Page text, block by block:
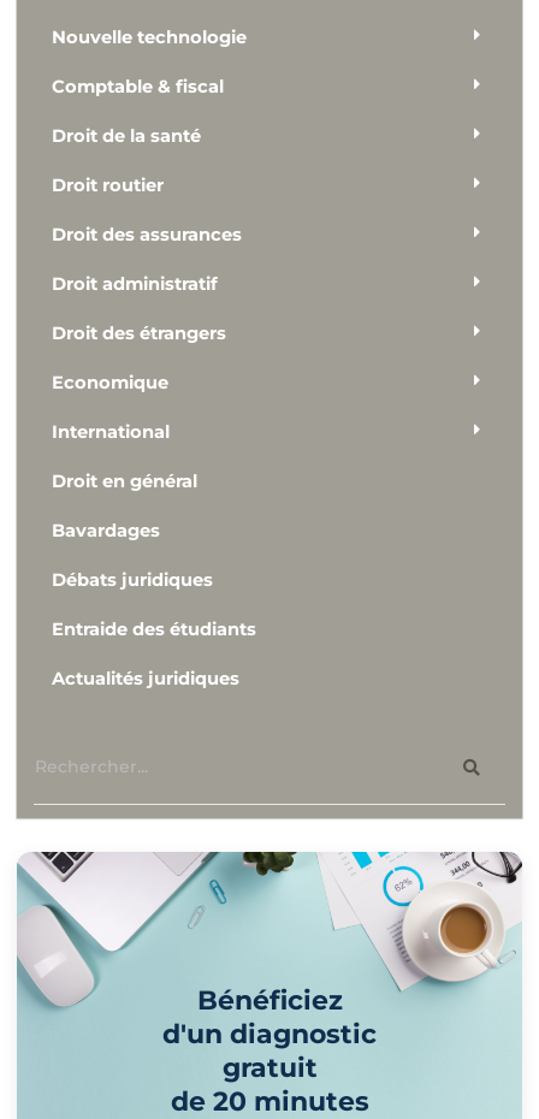
Nouvelle technologie
Comptable & fiscal
Droit de la santé
Droit routier
Droit des assurances
Droit administratif
Droit des étrangers
Economique
International
Droit en général
Bavardages
Débats juridiques
Entraide des étudiants
Actualités juridiques
Bénéficiez
d'un diagnostic
gratuit
de 20 minutes